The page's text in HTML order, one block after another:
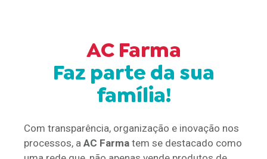
AC Farma
Faz parte da sua
família!
Com transparência, organização e inovação nos
processos, a AC Farma tem se destacado como